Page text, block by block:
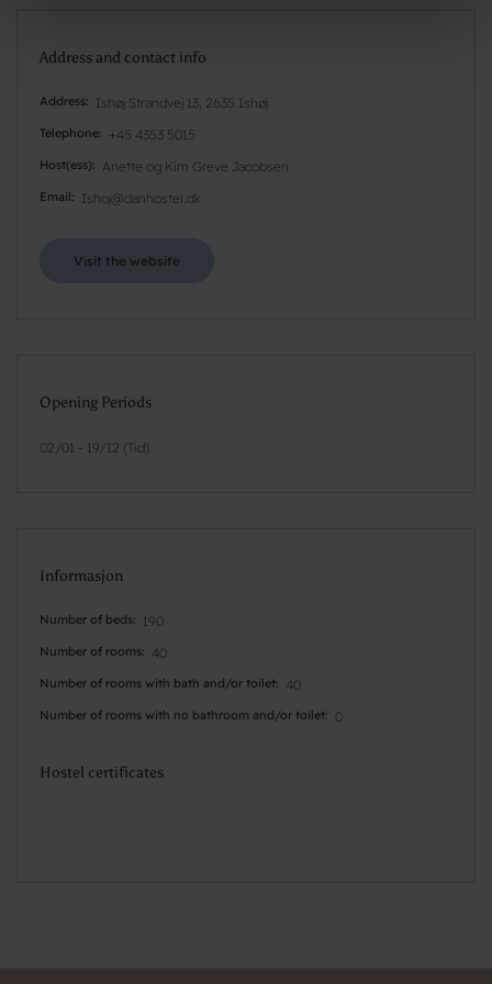
Address and contact info
Address Ishøj Strandvej 13, 2635 Ishøj
Telephone +45 4353 5015
Host(ess) Anette og Kim Greve Jacobsen
Email Ishoj@danhostel.dk
Visit the website
Opening Periods
02/01 - 19/12 (Tid)
Informasjon
Number of beds 190
Number of rooms 40
Number of rooms with bath and/or toilet 40
Number of rooms with no bathroom and/or toilet 0
Hostel certificates